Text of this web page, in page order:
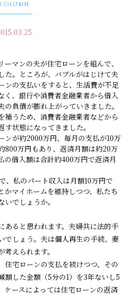
COLUMN
マンの夫が住宅ローンを組んで、
た。ところが、バブルがはじけて夫
ンの支払いをすると、生活費が不足
く、銀行や消費者金融業者から借入
負債が膨れ上がっていきました。
補うため、消費者金融業者などから
状態になってきました。
ンが約2000万円、毎月の支払が10万
800万円もあり、返済月額は約20万
の借入額は合計約400万円で返済月
、私のパート収入は月額10万円で
かマイホームを維持しつつ、私たち
でしょうか。
あると思われます。夫婦共に法的手
でしょう。夫は個人再生の手続、妻
えられます。
住宅ローンの支払を続けつつ、その
額した金額（5分の1）を3年ないし5
ケースによっては住宅ローンの返済